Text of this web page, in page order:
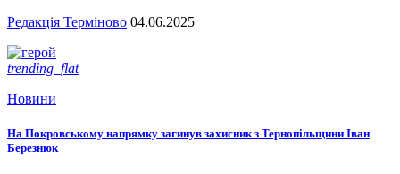
Редакція Терміново 04.06.2025
trending_flat
Новини
На Покровському напрямку загинув захисник з Тернопільщини Іван
Березнюк